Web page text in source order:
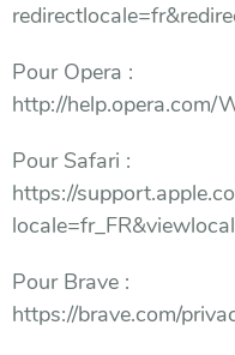
Pour Opera :
http://help.opera.com/
Pour Safari :
https://
Pour Brave :
https://brave.com/